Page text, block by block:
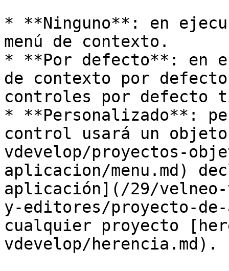
* **Ninguno**: en
menú de contexto.
* **Por defecto**: en
de contexto por
controles por defecto
* **Personalizado**:
control usará un
vdevelop/proyectos-
aplicacion/menu.md)
aplicación](/29/
y-editores/proyecto-
cualquier proyecto
vdevelop/herencia.md).